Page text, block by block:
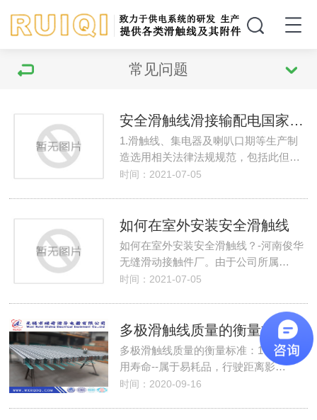
常见问题
安全滑触线滑接输配电国家行业标准
1.滑触线、集电器及喇叭口期等生产制
造选用相关法律法规规范，包括此但…
时间：2021-07-05
如何在室外安装安全滑触线
如何在室外安装安全滑触线？-河南俊华
无缝滑动接触件厂。由于公司所属…
时间：2021-07-05
多极滑触线质量的衡量标准
多极滑触线质量的衡量标准：1、碳刷使
用寿命--属于易耗品，行驶距离影…
时间：2020-09-16